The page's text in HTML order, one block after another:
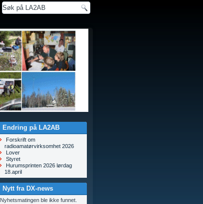
Endring på LA2AB
Forskrift om
radioamatørvirksomhet 2026
Lover
Styret
Hurumsprinten 2026 lørdag
18.april
Nytt fra DX-news
Nyhetsmatingen ble ikke funnet.